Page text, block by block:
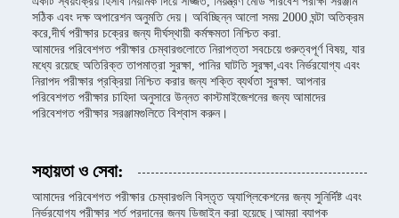
সঠিক এবং দক্ষ অপারেশন অনুমতি দেয়। অবিচ্ছিন্ন আলো সময় 2000 ঘন্টা অতিক্রম
করে,দীর্ঘ পরীক্ষার চক্রের জন্য দীর্ঘস্থায়ী কর্মক্ষমতা নিশ্চিত করা.
আমাদের পরিবেশগত পরীক্ষার চেম্বারগুলোতে নিরাপত্তা সবচেয়ে গুরুত্বপূর্ণ বিষয়, যার
মধ্যে রয়েছে অতিরিক্ত তাপমাত্রা সুরক্ষা, পানির ঘাটতি সুরক্ষা,এবং নির্ভরযোগ্য এবং
নিরাপদ পরীক্ষার প্রক্রিয়া নিশ্চিত করার জন্য শক্তি ব্যর্থতা সুরক্ষা. আপনার
পরিবেশগত পরীক্ষার চাহিদা অনুসারে উন্নত কাস্টমাইজেশনের জন্য আমাদের
পরিবেশগত পরীক্ষার সরঞ্জামগুলিতে বিশ্বাস করুন।
সহায়তা ও সেবা:
আমাদের পরিবেশগত পরীক্ষার চেম্বারগুলি বিস্তৃত অ্যাপ্লিকেশনের জন্য সুনির্দিষ্ট এবং
নির্ভরযোগ্য পরীক্ষার শর্ত প্রদানের জন্য ডিজাইন করা হয়েছে।আমরা ব্যাপক